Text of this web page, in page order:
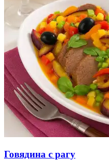
Говядина с рагу